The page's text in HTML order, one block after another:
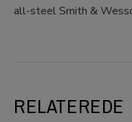
all-steel Smith &